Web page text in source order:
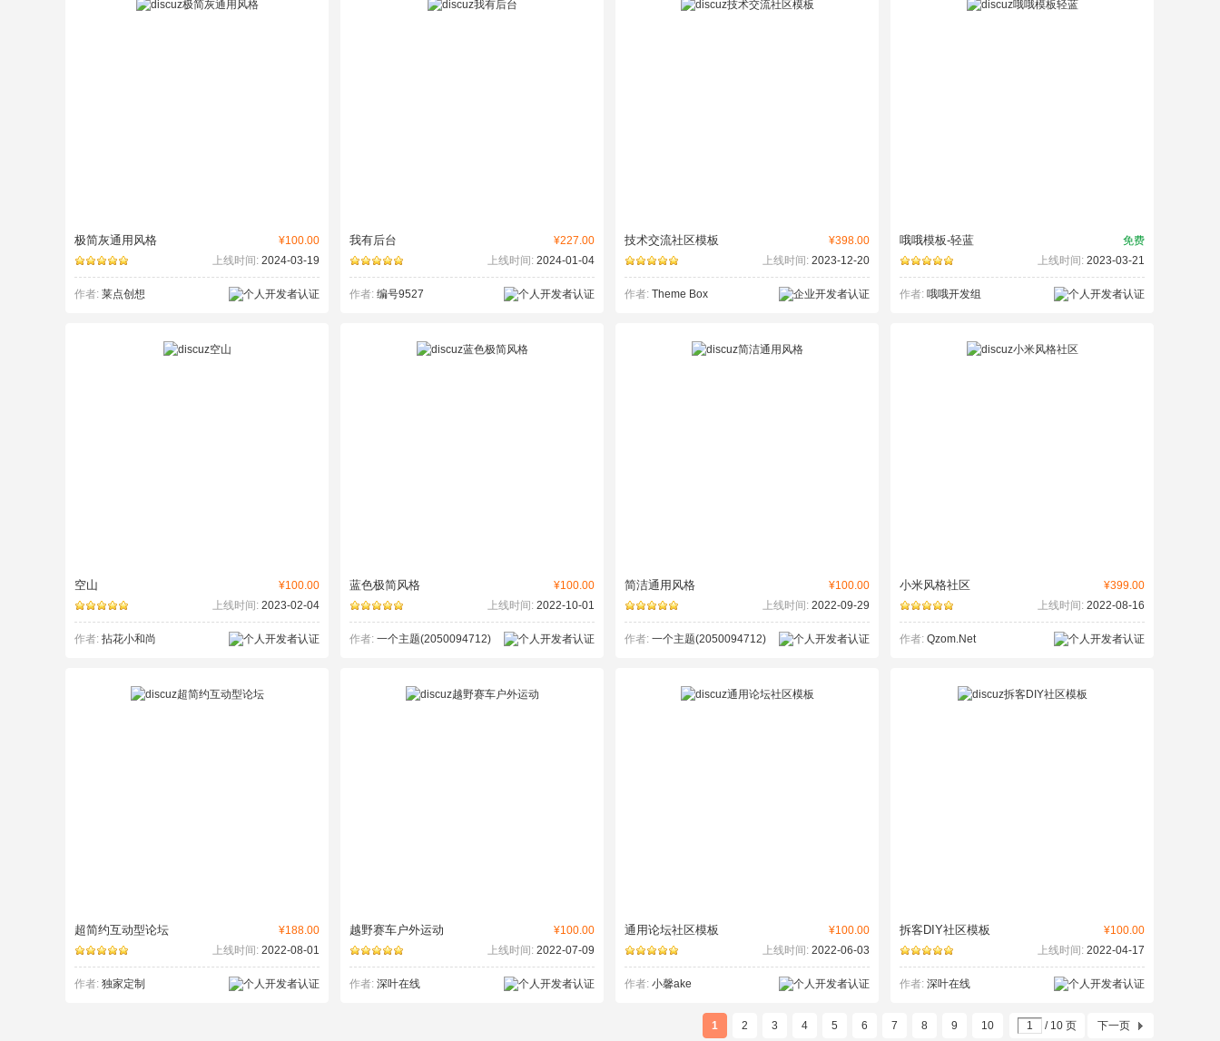
¥100.00
极简灰通用风格
上线时间: 2024-03-19
作者: 莱点创想
¥227.00
我有后台
上线时间: 2024-01-04
作者: 编号9527
¥398.00
技术交流社区模板
上线时间: 2023-12-20
作者: Theme Box
免费
哦哦模板-轻蓝
上线时间: 2023-03-21
作者: 哦哦开发组
¥100.00
空山
上线时间: 2023-02-04
作者: 拈花小和尚
¥100.00
蓝色极简风格
上线时间: 2022-10-01
作者: 一个主题(2050094712)
¥100.00
简洁通用风格
上线时间: 2022-09-29
作者: 一个主题(2050094712)
¥399.00
小米风格社区
上线时间: 2022-08-16
作者: Qzom.Net
¥188.00
超简约互动型论坛
上线时间: 2022-08-01
作者: 独家定制
¥100.00
越野赛车户外运动
上线时间: 2022-07-09
作者: 深叶在线
¥100.00
通用论坛社区模板
上线时间: 2022-06-03
作者: 小馨ake
¥100.00
拆客DIY社区模板
上线时间: 2022-04-17
作者: 深叶在线
1 2 3 4 5 6 7 8 9 10 / 10 页 下一页